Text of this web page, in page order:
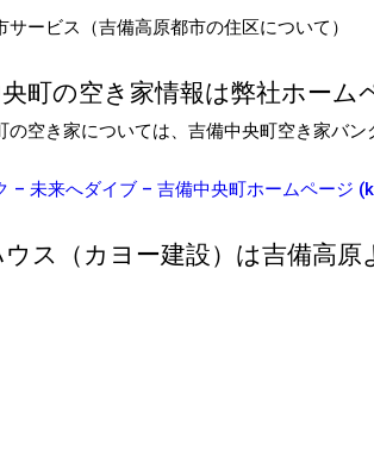
サービス（吉備高原都市の住区について）
央町の空き家情報は弊社ホー
空き家については、吉備中央町空き家バン
– 未来へダイブ – 吉備中央町ホームページ
ウス（カヨー建設）は吉備高